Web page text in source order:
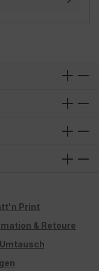
Print
& Retoure
Umtausch